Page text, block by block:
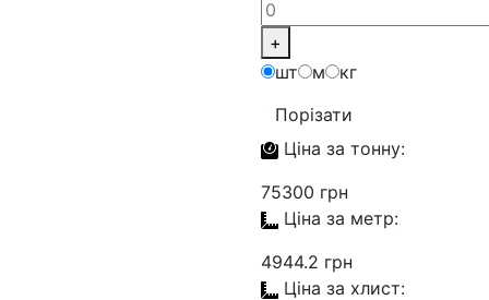
+
шт
м
кг
Порізати
Ціна за тонну:
75300 грн
Ціна за метр:
4944.2 грн
Ціна за хлист: